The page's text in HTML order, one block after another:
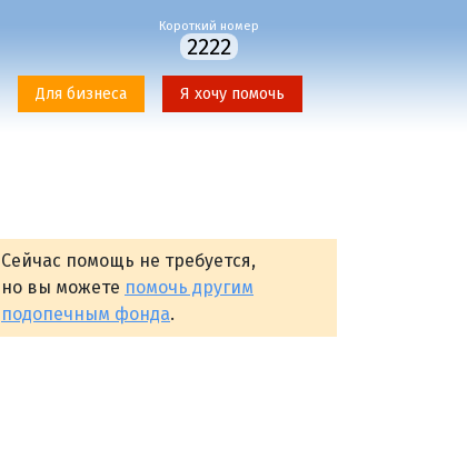
Короткий номер
2222
Для бизнеса Я хочу помочь
Сейчас помощь не требуется,
но вы можете помочь другим
подопечным фонда.